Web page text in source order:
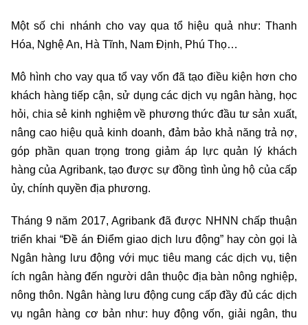
Một số chi nhánh cho vay qua tổ hiệu quả như: Thanh
Hóa, Nghệ An, Hà Tĩnh, Nam Định, Phú Thọ…
Mô hình cho vay qua tổ vay vốn đã tạo điều kiện hơn cho
khách hàng tiếp cận, sử dụng các dịch vụ ngân hàng, học
hỏi, chia sẻ kinh nghiệm về phương thức đầu tư sản xuất,
nâng cao hiệu quả kinh doanh, đảm bảo khả năng trả nợ,
góp phần quan trọng trong giảm áp lực quản lý khách
hàng của Agribank, tạo được sự đồng tình ủng hộ của cấp
ủy, chính quyền địa phương.
Tháng 9 năm 2017, Agribank đã được NHNN chấp thuận
triển khai “Đề án Điểm giao dịch lưu động” hay còn gọi là
Ngân hàng lưu động với mục tiêu mang các dịch vụ, tiện
ích ngân hàng đến người dân thuộc địa bàn nông nghiệp,
nông thôn. Ngân hàng lưu động cung cấp đầy đủ các dịch
vụ ngân hàng cơ bản như: huy động vốn, giải ngân, thu